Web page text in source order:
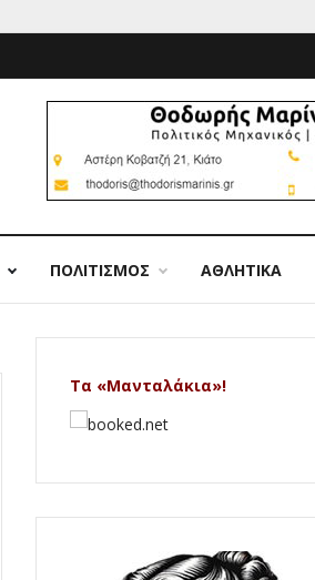
ΠΟΛΙΤΙΣΜΟΣ ΑΘΛΗΤΙΚΑ
Τα «Μανταλάκια»!